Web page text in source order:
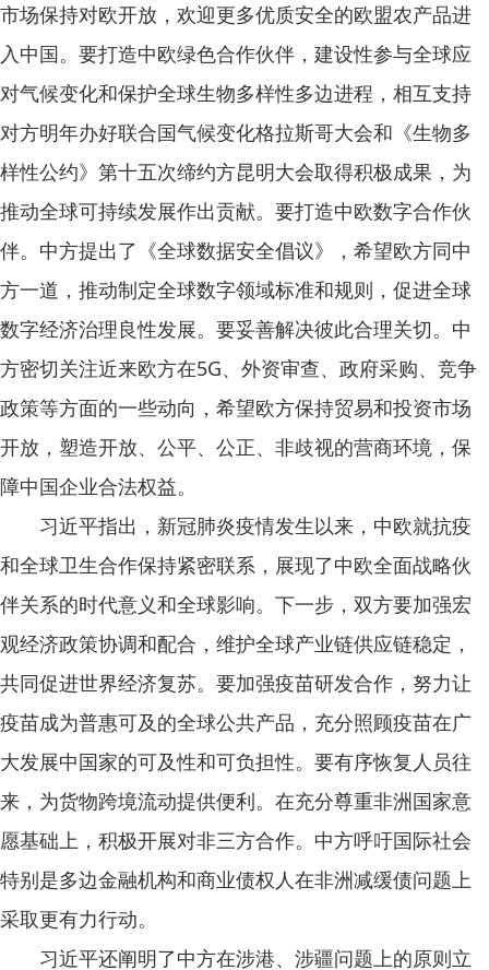
市场保持对欧开放，欢迎更多优质安全的欧盟农产品进
入中国。要打造中欧绿色合作伙伴，建设性参与全球应
对气候变化和保护全球生物多样性多边进程，相互支持
对方明年办好联合国气候变化格拉斯哥大会和《生物多
样性公约》第十五次缔约方昆明大会取得积极成果，为
推动全球可持续发展作出贡献。要打造中欧数字合作伙
伴。中方提出了《全球数据安全倡议》，希望欧方同中
方一道，推动制定全球数字领域标准和规则，促进全球
数字经济治理良性发展。要妥善解决彼此合理关切。中
方密切关注近来欧方在5G、外资审查、政府采购、竞争
政策等方面的一些动向，希望欧方保持贸易和投资市场
开放，塑造开放、公平、公正、非歧视的营商环境，保
障中国企业合法权益。
习近平指出，新冠肺炎疫情发生以来，中欧就抗疫
和全球卫生合作保持紧密联系，展现了中欧全面战略伙
伴关系的时代意义和全球影响。下一步，双方要加强宏
观经济政策协调和配合，维护全球产业链供应链稳定，
共同促进世界经济复苏。要加强疫苗研发合作，努力让
疫苗成为普惠可及的全球公共产品，充分照顾疫苗在广
大发展中国家的可及性和可负担性。要有序恢复人员往
来，为货物跨境流动提供便利。在充分尊重非洲国家意
愿基础上，积极开展对非三方合作。中方呼吁国际社会
特别是多边金融机构和商业债权人在非洲减缓债问题上
采取更有力行动。
习近平还阐明了中方在涉港、涉疆问题上的原则立